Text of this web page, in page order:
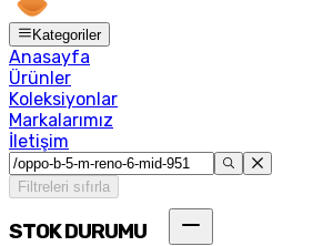
Kategoriler
Anasayfa
Ürünler
Koleksiyonlar
Markalarımız
İletişim
Filtreleri sıfırla
STOK DURUMU